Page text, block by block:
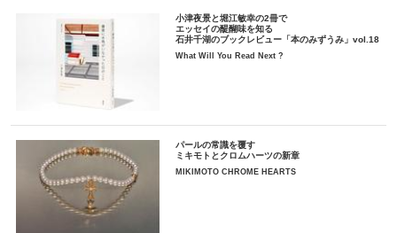
小津夜景と堀江敏幸の2冊で
エッセイの醍醐味を知る
石井千湖のブックレビュー「本のみずうみ」vol.18
What Will You Read Next ?
パールの常識を覆す
ミキモトとクロムハーツの新章
MIKIMOTO CHROME HEARTS